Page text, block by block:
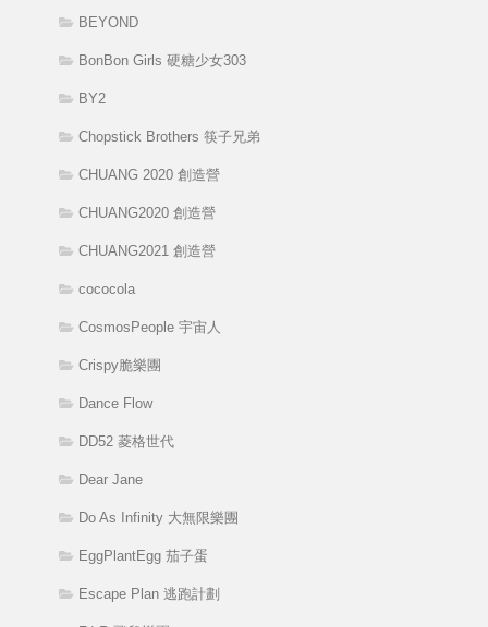
BEYOND
BonBon Girls 硬糖少女303
BY2
Chopstick Brothers 筷子兄弟
CHUANG 2020 創造營
CHUANG2020 創造營
CHUANG2021 創造營
cococola
CosmosPeople 宇宙人
Crispy脆樂團
Dance Flow
DD52 菱格世代
Dear Jane
Do As Infinity 大無限樂團
EggPlantEgg 茄子蛋
Escape Plan 逃跑計劃